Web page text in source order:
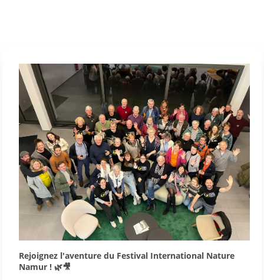
Rejoignez l'aventure du Festival International Nature
Namur ! 🌿🎥